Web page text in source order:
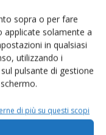
sopra o per fare
applicate solamente a
in qualsiasi
utilizzando i
pulsante di gestione
di più su questi scopi